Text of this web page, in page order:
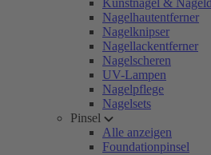
Kunstnägel &
Nagelhautentferner
Nagelknipser
Nagellackentferner
Nagelscheren
UV-Lampen
Nagelpflege
Nagelsets
Pinsel
Alle anzeigen
Foundationpinsel